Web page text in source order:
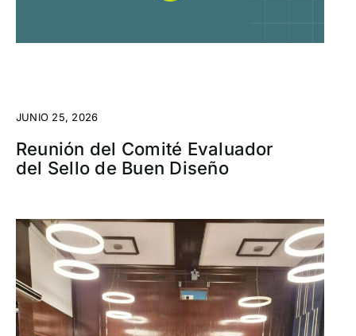
JUNIO 25, 2026
Reunión del Comité Evaluador
del Sello de Buen Diseño